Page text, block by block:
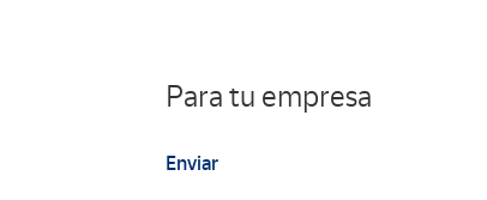
Para tu empresa
Enviar